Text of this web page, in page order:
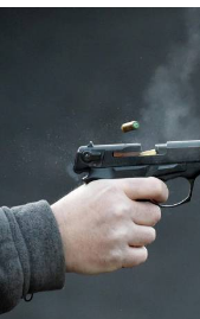
корупцією